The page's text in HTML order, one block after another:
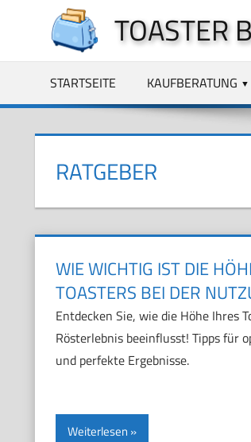
springen
TOASTER
STARTSEITE KAUFBERATUNG
RATGEBER
WIE WICHTIG IST DIE
TOASTERS BEI DER
Entdecken Sie, wie die Höhe Ihres
Rösterlebnis beeinflusst! Tipps für
und perfekte Ergebnisse.
Weiterlesen